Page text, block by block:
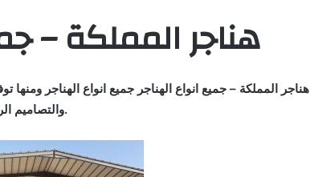
هناجر المملكة –
هناجر المملكة – جميع انواع الهناجر جميع انواع الهناجر ومنها
والتصاميم الرائعة.